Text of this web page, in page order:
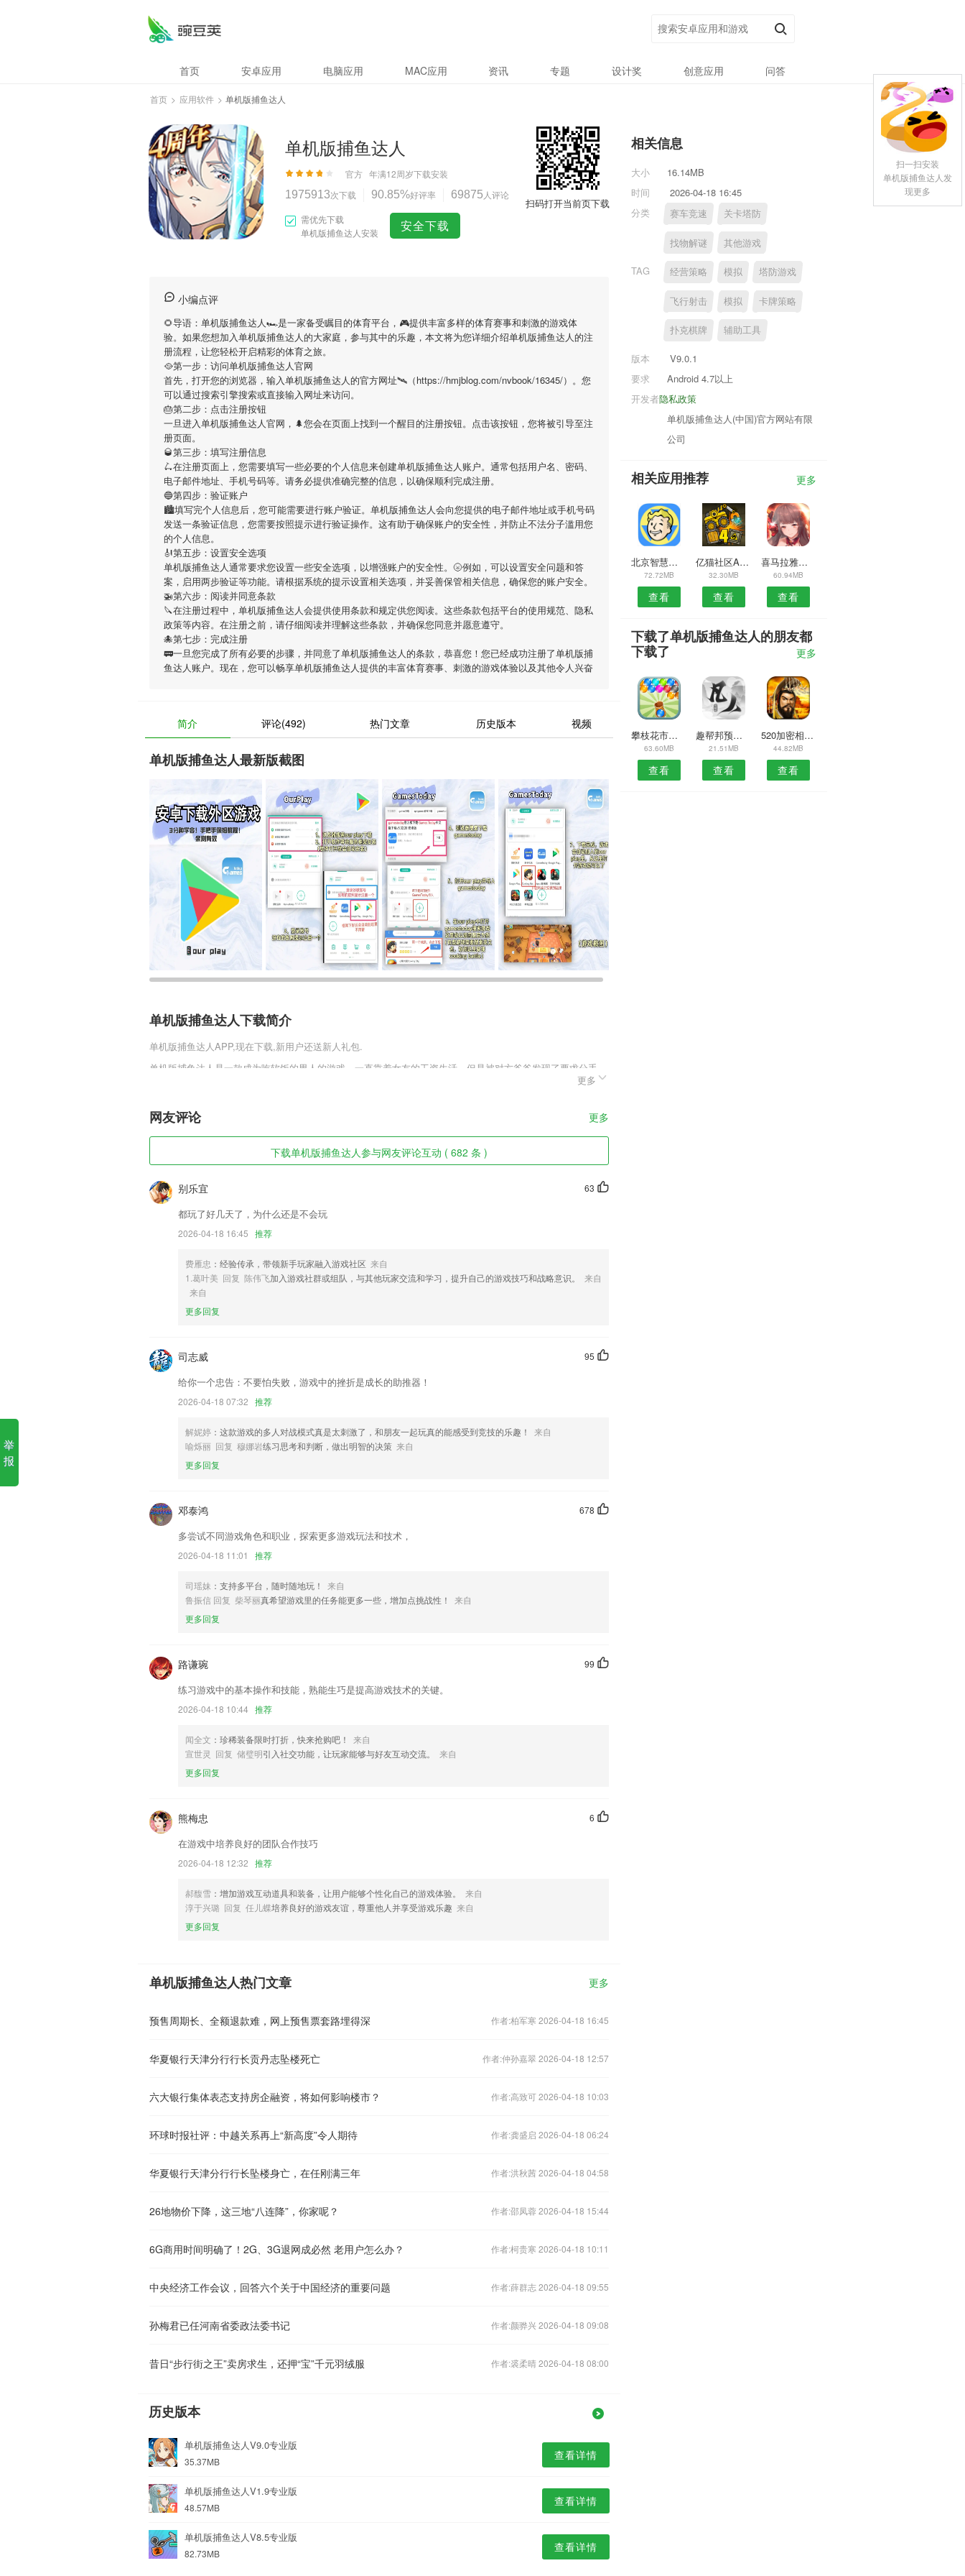
首页 安卓应用 电脑应用 MAC应用 资讯 专题 设计奖 创意应用 问答
首页 > 应用软件 > 单机版捕鱼达人
单机版捕鱼达人
官方 年满12周岁下载安装
1975913次下载 90.85%好评率 69875 人评论
需优先下载
单机版捕鱼达人安装
安全下载
扫码打开当前页下载
小编点评
🌻导语： 单机版捕鱼达人🏎是一家备受瞩目的体育平台，🎮提供丰富多样的体育赛事和刺激的游戏体
验。如果您想加入单机版捕鱼达人 的大家庭，参与其中的乐趣，本文将为您详细介绍单机版捕鱼达人 的注
册流程，让您轻松开启精彩的体育之旅。
🥘第一步：访问单机版捕鱼达人官网
首先，打开您的浏览器，输入单机版捕鱼达人 的官方网址🛰（https://hmjblog.com/nvbook/16345/）。您
可以通过搜索引擎搜索或直接输入网址来访问。
🎂第二步：点击注册按钮
一旦进入单机版捕鱼达人官网，🌲您会在页面上找到一个醒目的注册按钮。点击该按钮，您将被引导至注
册页面。
🥃第三步：填写注册信息
🛴在注册页面上，您需要填写一些必要的个人信息来创建单机版捕鱼达人 账户。通常包括用户名、密码、
电子邮件地址、手机号码等。请务必提供准确完整的信息，以确保顺利完成注册。
🔵第四步：验证账户
🏙填写完个人信息后，您可能需要进行账户验证。 单机版捕鱼达人会向您提供的电子邮件地址或手机号码
发送一条验证信息，您需要按照提示进行验证操作。这有助于确保账户的安全性，并防止不法分子滥用您
的个人信息。
🎻第五步：设置安全选项
单机版捕鱼达人通常要求您设置一些安全选项，以增强账户的安全性。🌝例如，可以设置安全问题和答
案，启用两步验证等功能。请根据系统的提示设置相关选项，并妥善保管相关信息，确保您的账户安全。
🚁第六步：阅读并同意条款
🔪在注册过程中， 单机版捕鱼达人会提供使用条款和规定供您阅读。这些条款包括平台的使用规范、隐私
政策等内容。在注册之前，请仔细阅读并理解这些条款，并确保您同意并愿意遵守。
🐙第七步：完成注册
🚃一旦您完成了所有必要的步骤，并同意了单机版捕鱼达人 的条款，恭喜您！您已经成功注册了单机版捕
鱼达人账户。现在，您可以畅享单机版捕鱼达人提供的丰富体育赛事、刺激的游戏体验以及其他令人兴奋
简介 评论(492) 热门文章 历史版本 视频
单机版捕鱼达人最新版截图
单机版捕鱼达人下载简介
单机版捕鱼达人APP,现在下载,新用户还送新人礼包.
单机版捕鱼达人是一款成为吃软饭的男人的游戏，一直靠着女友的工资生活，但是被对方爸爸发现了要求分手，
这可怎么办呢。全新的吃软饭的生活游戏前传剧情更加精彩，讲述工作失败的原因，以及更多与女友互动的故
单机版捕鱼达人软件特色
2,可以帮助更好的引导及服务昭苏，是昭苏县融媒体中心依托新疆石榴云平台打造的昭苏官方权威发布移动客户
端;
3,大量免费视频，名师倾情奉献，复习事半功倍。
4,更新的招标信息都为大家提供了，直接就能去进行更多的功能。
6,一键官改Rec支持adb功能
单机版捕鱼达人软件优势
1.【小工具】全面支持图片批量生成pdf功能,支持文字生成pdf功能
霸app官方版初中历史考霸软件初中英语app初中语文考霸教育app初中政治app初中地理考霸软件考霸初中政治a
pp考霸初中地理app
3.★一年级，二年级，三年级，四年级，五年级，六年级，全年段覆盖
4.·2015年3月，“半月谈教育”公号文章“家风”与2016年江苏省考申论不谋而合；
5.全真模拟：真实再现理论考试场景、科目三灯光官方考试录音，学车更有效、简单；
6.了解家校教育的重要性，针对相关的各类知识及时的在线了解
单机版捕鱼达人更新了什么?
客户端版本升级提升整体体验
增加部分文案提示与优化
支持保存多张图片至本地
流程优化与bug修正
设置实验模式 增加 调试模式,若无记录请打开调试模式后采集log 发我排查.
联系我们
以帮助我们更好的对产品进行优化修改。
更多
网友评论 更多
下载单机版捕鱼达人参与网友评论互动 ( 682 条 )
63
别乐宜
都玩了好几天了，为什么还是不会玩
2026-04-18 16:45 推荐
费雁忠 ：经验传承，带领新手玩家融入游戏社区 来自
1.葛叶美 回复 陈伟飞加入游戏社群或组队，与其他玩家交流和学习，提升自己的游戏技巧和战略意识。
来自
来自
更多回复
95
司志威
给你一个忠告：不要怕失败，游戏中的挫折是成长的助推器！
2026-04-18 07:32 推荐
解妮婷 ：这款游戏的多人对战模式真是太刺激了，和朋友一起玩真的能感受到竞技的乐趣！
来自
喻烁丽 回复 穆娜岩练习思考和判断，做出明智的决策 来自
更多回复
678
邓泰鸿
多尝试不同游戏角色和职业，探索更多游戏玩法和技术，
2026-04-18 11:01 推荐
司瑶妹 ：支持多平台，随时随地玩！
来自
鲁振信 回复 柴琴丽真希望游戏里的任务能更多一些，增加点挑战性！
来自
更多回复
99
路谦琬
练习游戏中的基本操作和技能，熟能生巧是提高游戏技术的关键。
2026-04-18 10:44 推荐
闻全文 ：珍稀装备限时打折，快来抢购吧！
来自
宣世灵 回复 储璧明引入社交功能，让玩家能够与好友互动交流。
来自
更多回复
6
熊梅忠
在游戏中培养良好的团队合作技巧
2026-04-18 12:32 推荐
郝馥雪 ：增加游戏互动道具和装备，让用户能够个性化自己的游戏体验。
来自
淳于兴璐 回复 任儿蝶培养良好的游戏友谊，尊重他人并享受游戏乐趣 来自
更多回复
单机版捕鱼达人热门文章 更多
预售周期长、全额退款难，网上预售票套路埋得深 作者:柏军寒 2026-04-18 16:45
华夏银行天津分行行长贡丹志坠楼死亡 作者:仲孙嘉翠 2026-04-18 12:57
六大银行集体表态支持房企融资，将如何影响楼市？ 作者:高致可 2026-04-18 10:03
环球时报社评：中越关系再上“新高度”令人期待 作者:龚盛启 2026-04-18 06:24
华夏银行天津分行行长坠楼身亡，在任刚满三年 作者:洪秋茜 2026-04-18 04:58
26地物价下降，这三地“八连降”，你家呢？ 作者:邵凤蓉 2026-04-18 15:44
6G商用时间明确了！2G、3G退网成必然 老用户怎么办？ 作者:柯贵寒 2026-04-18 10:11
中央经济工作会议，回答六个关于中国经济的重要问题 作者:薛群志 2026-04-18 09:55
孙梅君已任河南省委政法委书记 作者:颜骅兴 2026-04-18 09:08
昔日“步行街之王”卖房求生，还押“宝”千元羽绒服 作者:裘柔晴 2026-04-18 08:00
历史版本
单机版捕鱼达人V9.0专业版
35.37MB 查看详情
单机版捕鱼达人V1.9专业版
48.57MB 查看详情
单机版捕鱼达人V8.5专业版
82.73MB 查看详情
相关信息
大小
16.14MB
时间
2026-04-18 16:45
分类
赛车竞速 关卡塔防
找物解谜 其他游戏
TAG 经营策略 模拟 塔防游戏
飞行射击 模拟 卡牌策略
扑克棋牌 辅助工具
版本
V9.0.1
要求
Android 4.7以上
隐私政策
开发者
单机版捕鱼达人(中国)官方网站有限
公司
相关应用推荐 更多
北京智慧泊车安卓版
72.72MB
查看
亿猫社区APP
32.30MB
查看
喜马拉雅极速版安卓版
60.94MB
查看
下载了单机版捕鱼达人的朋友都
下载了
更多
攀枝花市民卡安卓版
63.60MB
查看
趣帮邦预约安卓版
21.51MB
查看
520加密相册APP
44.82MB
查看
扫一扫安装
单机版捕鱼达人发
现更多
举
报